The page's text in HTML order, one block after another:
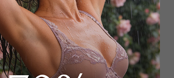
Плавки слип
12 000₽